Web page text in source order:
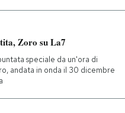
Zoro su La7
speciale da un'ora di
andata in onda il 30 dicembre